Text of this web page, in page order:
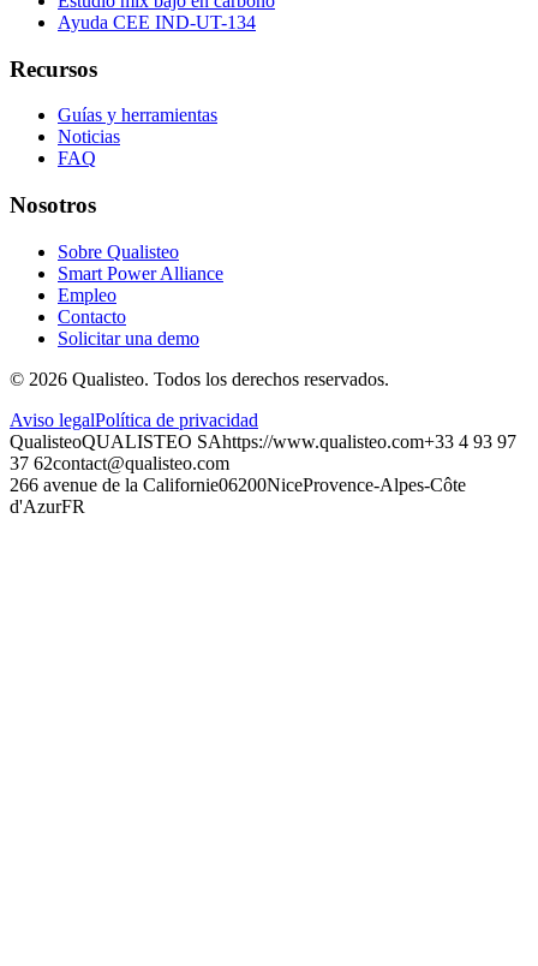
Ayuda CEE IND-UT-134
Recursos
Guías y herramientas
Noticias
FAQ
Nosotros
Sobre Qualisteo
Smart Power Alliance
Empleo
Contacto
Solicitar una demo
© 2026 Qualisteo. Todos los derechos reservados.
Aviso legalPolítica de privacidad
QualisteoQUALISTEO SAhttps://www.qualisteo.com+33 4 93 97
37 62contact@qualisteo.com
266 avenue de la Californie06200NiceProvence-Alpes-Côte
d'AzurFR